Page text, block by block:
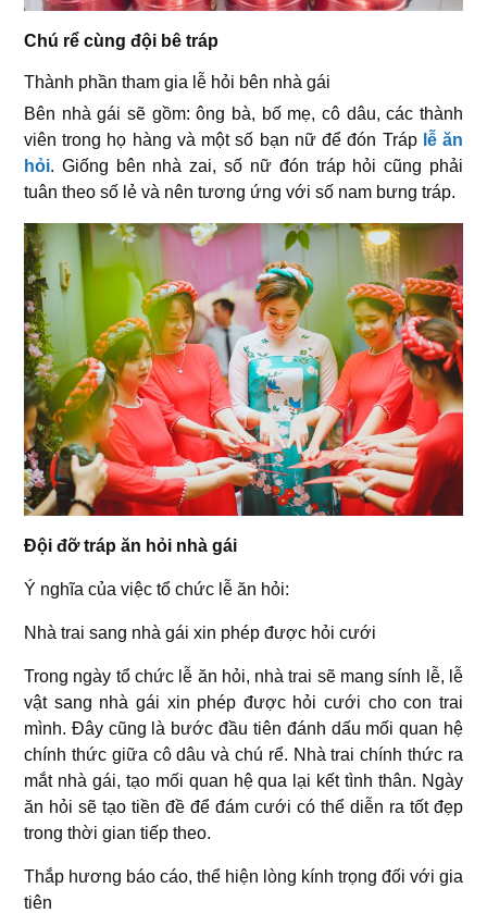
Chú rể cùng đội bê tráp
Thành phần tham gia lễ hỏi bên nhà gái
Bên nhà gái sẽ gồm: ông bà, bố mẹ, cô dâu, các thành
viên trong họ hàng và một số bạn nữ để đón Tráplễ ăn
hỏi. Giống bên nhà zai, số nữ đón tráp hỏi cũng phải
tuân theo số lẻ và nên tương ứng với số nam bưng tráp.
Đội đỡ tráp ăn hỏi nhà gái
Ý nghĩa của việc tổ chức lễ ăn hỏi:
Nhà trai sang nhà gái xin phép được hỏi cưới
Trong ngày tổ chức lễ ăn hỏi, nhà trai sẽ mang sính lễ, lễ
vật sang nhà gái xin phép được hỏi cưới cho con trai
mình. Đây cũng là bước đầu tiên đánh dấu mối quan hệ
chính thức giữa cô dâu và chú rể. Nhà trai chính thức ra
mắt nhà gái, tạo mối quan hệ qua lại kết tình thân. Ngày
ăn hỏi sẽ tạo tiền đề để đám cưới có thể diễn ra tốt đẹp
trong thời gian tiếp theo.
Thắp hương báo cáo, thể hiện lòng kính trọng đối với gia
tiên